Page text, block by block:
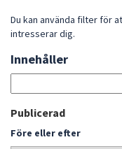
Du kan använda filter för
intresserar dig.
Sök
bland
publikationerna
Innehåller
Gå
direkt
Publicerad
Före eller efter